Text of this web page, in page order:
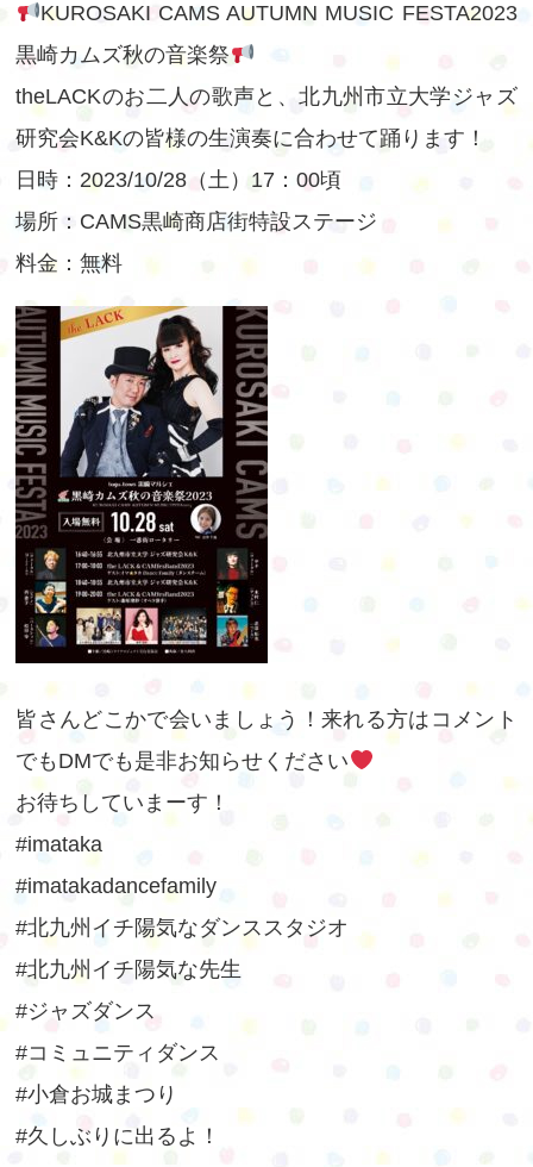
KUROSAKI CAMS AUTUMN MUSIC FESTA2023
黒崎カムズ秋の音楽祭
theLACKのお二人の歌声と、北九州市立大学ジャズ
研究会K&Kの皆様の生演奏に合わせて踊ります！
日時：2023/10/28（土）17：00頃
場所：CAMS黒崎商店街特設ステージ
料金：無料
皆さんどこかで会いましょう！来れる方はコメント
でもDMでも是非お知らせください
お待ちしていまーす！
#imataka
#imatakadancefamily
#北九州イチ陽気なダンススタジオ
#北九州イチ陽気な先生
#ジャズダンス
#コミュニティダンス
#小倉お城まつり
#久しぶりに出るよ！